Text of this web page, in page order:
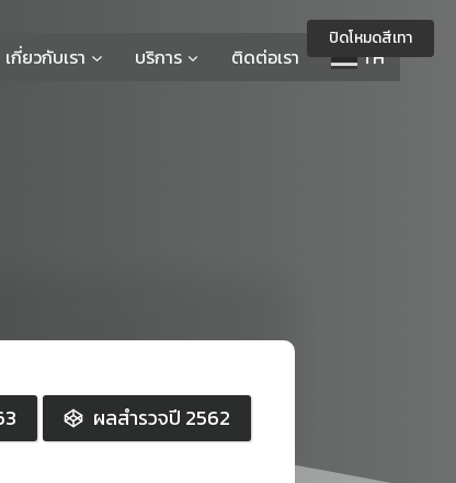
เกี่ยวกับเรา บริการ ติดต่อเรา TH
ผลสำรวจปี 2562
ปิดโหมดสีเทา